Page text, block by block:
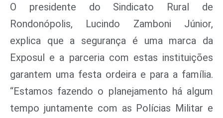
O presidente do Sindicato Rural de
Rondonópolis, Lucindo Zamboni Júnior,
explica que a segurança é uma marca da
Exposul e a parceria com estas instituições
garantem uma festa ordeira e para a família.
“Estamos fazendo o planejamento há algum
tempo juntamente com as Polícias Militar e